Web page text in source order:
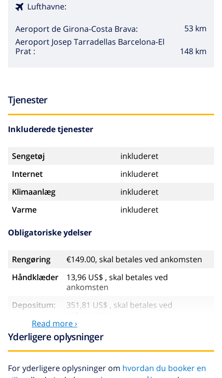
Lufthavne:
Aeroport de Girona-Costa Brava:
53 km
Aeroport Josep Tarradellas Barcelona-El
Prat :
148 km
Tjenester
Inkluderede tjenester
Sengetøj
inkluderet
Internet
inkluderet
Klimaanlæg
inkluderet
Varme
inkluderet
Obligatoriske ydelser
Rengøring
€149.00, skal betales ved ankomsten
Håndklæder
13,96 US$ , skal betales ved
ankomsten
Depositum:
351,81 US$ , skal betales ved
Valgfri tjenester
Barneseng
35,18 US$
Read more ›
Yderligere oplysninger
For yderligere oplysninger om hvordan du booker en